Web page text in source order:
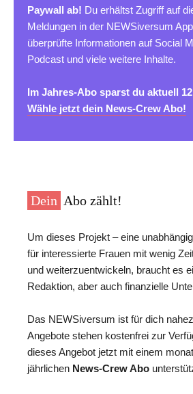
Paywall ab! Du erhältst Zugriff auf
Meldungen in der NEWSiversum
überprüfte Informationen auf Social
Podcast und viele weitere Inhalte.
Im Jahres-Abo sparst du aktuell
Wähle jetzt dein News-Crew Abo!
Dein Abo zählt!
Um dieses Projekt – eine
für interessierte Frauen mit wenig
und weiterzuentwickeln, braucht es
Redaktion, aber auch finanzielle
Das NEWSiversum ist für dich
Angebote stehen kostenfrei zur
dieses Angebot jetzt mit einem
jährlichen News-Crew Abo